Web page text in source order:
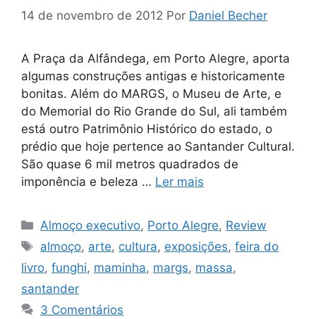
14 de novembro de 2012 Por Daniel Becher
A Praça da Alfândega, em Porto Alegre, aporta
algumas construções antigas e historicamente
bonitas. Além do MARGS, o Museu de Arte, e
do Memorial do Rio Grande do Sul, ali também
está outro Patrimônio Histórico do estado, o
prédio que hoje pertence ao Santander Cultural.
São quase 6 mil metros quadrados de
imponência e beleza … Ler mais
Categorias
Almoço executivo, Porto Alegre, Review
Tags
almoço, arte, cultura, exposições,feira do
livro, funghi, maminha, margs, massa,
santander
3 Comentários